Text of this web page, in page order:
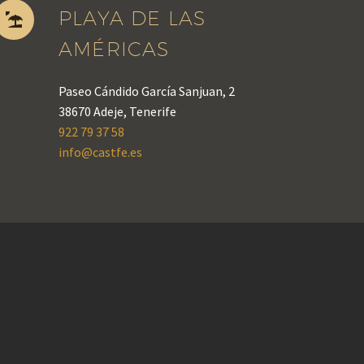


PLAYA DE LAS
AMÉRICAS
Paseo Cándido García Sanjuan, 2
38670 Adeje, Tenerife
922 79 37 58
info@castfe.es